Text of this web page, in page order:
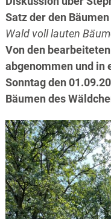
Satz der den
Wald voll lauten
Von den
abgenommen und in
Sonntag den
Bäumen des